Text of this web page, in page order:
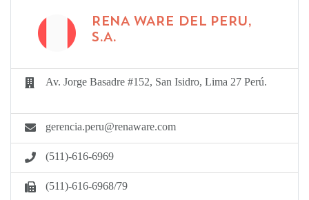
RENA WARE DEL PERU,
S.A.
Av. Jorge Basadre #152, San Isidro, Lima 27 Perú.
gerencia.peru@renaware.com
(511)-616-6969
(511)-616-6968/79